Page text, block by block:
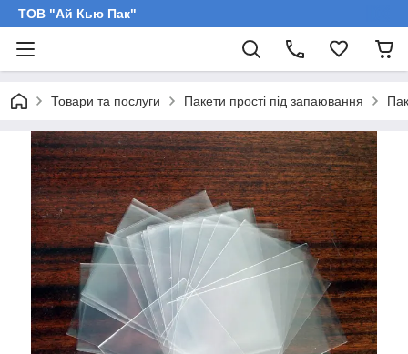
ТОВ "Ай Кью Пак"
Товари та послуги Пакети прості під запаювання